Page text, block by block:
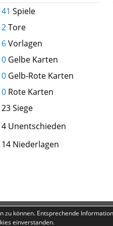
41 Spiele
2Tore
6Vorlagen
0 Gelbe Karten
0 Gelb-Rote Karten
0 Rote Karten
23 Siege
4 Unentschieden
14 Niederlagen
zu können. Entsprechende
einverstanden.